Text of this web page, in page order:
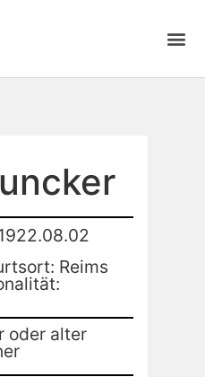
Reims
oder alter